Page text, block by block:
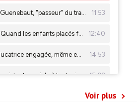
Voir plus